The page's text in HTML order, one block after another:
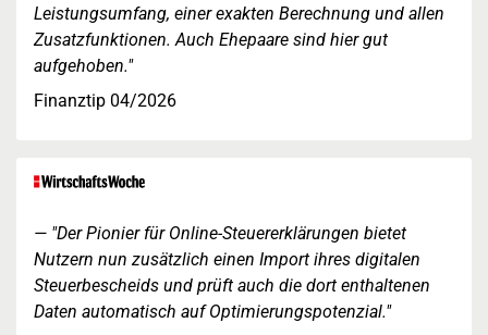
Leistungsumfang, einer exakten Berechnung und allen
Zusatzfunktionen. Auch Ehepaare sind hier gut
aufgehoben."
Finanztip 04/2026
"Der Pionier für Online-Steuererklärungen bietet
Nutzern nun zusätzlich einen Import ihres digitalen
Steuerbescheids und prüft auch die dort enthaltenen
Daten automatisch auf Optimierungspotenzial."